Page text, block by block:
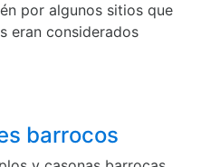
por algunos sitios que
eran considerados
barrocos